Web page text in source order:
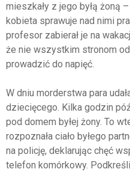
mieszkały z jego byłą żoną
kobieta sprawuje nad nimi
profesor zabierał je na
że nie wszystkim stronom
prowadzić do napięć.
W dniu morderstwa para
dziecięcego. Kilka godzin
pod domem byłej żony. To
rozpoznała ciało byłego
na policję, deklarując chęć
telefon komórkowy.